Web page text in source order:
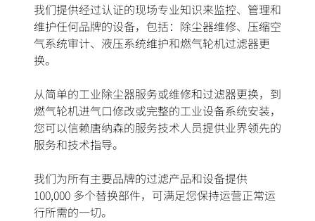
我们提供经过认证的现场专业知识来监控、管理和
维护任何品牌的设备，包括：除尘器维修、压缩空
气系统审计、液压系统维护和燃气轮机过滤器更
换。
从简单的工业除尘器服务或维修和过滤器更换，到
燃气轮机进气口修改或完整的工业设备系统安装，
您可以信赖唐纳森的服务技术人员提供业界领先的
服务和技术指导。
我们为所有主要品牌的过滤产品和设备提供
100,000 多个替换部件，可满足您保持运营正常运
行所需的一切。